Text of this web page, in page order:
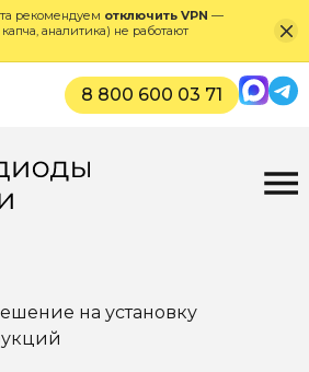
рекомендуем отключить VPN —
аналитика) не работают
8 800 600 03 71 Max
на установку